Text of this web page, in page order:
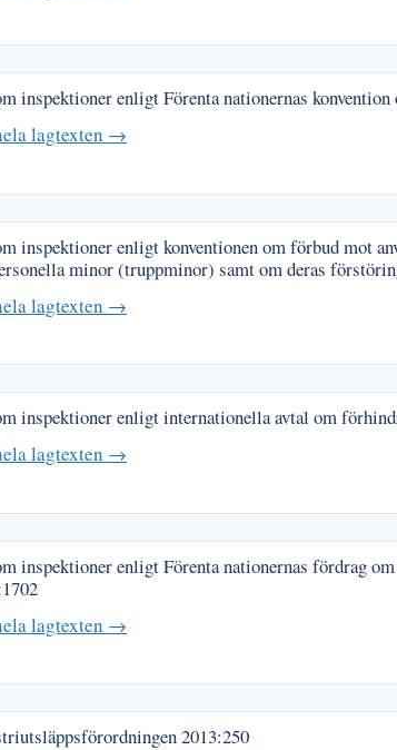
inspektioner enligt Förenta nationernas
lagtexten →
inspektioner enligt konventionen om förbud mot
minor (truppminor) samt om deras
lagtexten →
inspektioner enligt internationella avtal om
lagtexten →
inspektioner enligt Förenta nationernas fördrag
lagtexten →
2013:250